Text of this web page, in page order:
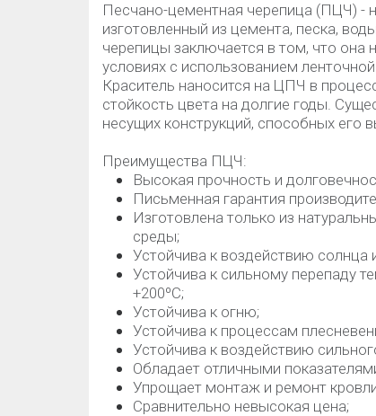
Песчано-цементная черепица (ПЦЧ) -
изготовленный из цемента, песка,
черепицы заключается в том, что она
условиях с использованием
Краситель наносится на ЦПЧ в
стойкость цвета на долгие годы.
несущих конструкций, способных его
Преимущества ПЦЧ:
Высокая прочность и
Письменная гарантия
Изготовлена только из
среды;
Устойчива к воздействию солнца
Устойчива к сильному перепаду
+200ºС;
Устойчива к огню;
Устойчива к процессам
Устойчива к воздействию
Обладает отличными
Упрощает монтаж и ремонт
Сравнительно невысокая цена;